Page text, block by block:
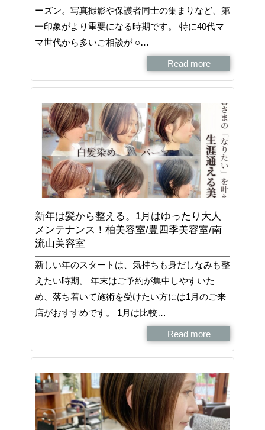
ーズン。写真撮影や保護者同士の集まりなど、第
一印象がより重要になる時期です。 特に40代マ
マ世代から多いご相談が ○…
Read more
新年は髪から整える。1月はゆったり大人
メンテナンス！柏美容室/豊四季美容室/南
流山美容室
新しい年のスタートは、気持ちも身だしなみも整
えたい時期。 年末はご予約が集中しやすいた
め、落ち着いて施術を受けたい方には1月のご来
店がおすすめです。 1月は比較…
Read more